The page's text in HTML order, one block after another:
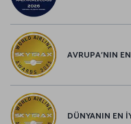
AVRUPA’NIN
DÜNYANIN EN